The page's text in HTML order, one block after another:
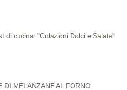
di cucina: "Colazioni Dolci e Salate"
DI MELANZANE AL FORNO